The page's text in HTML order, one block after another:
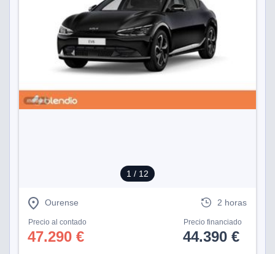
1 / 12
Ourense 2 horas
Precio al contado
47.290 €
Precio financiado
44.390 €